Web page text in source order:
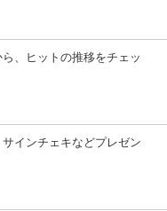
、ヒットの推移をチェッ
インチェキなどプレゼン